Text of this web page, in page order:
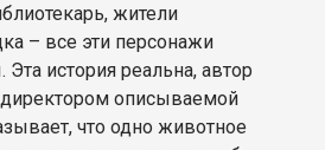
жители
– все эти персонажи
история реальна, автор
описываемой
что одно животное